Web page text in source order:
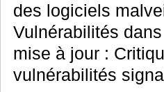
des logiciels
Vulnérabilités
mise à jour :
vulnérabilités